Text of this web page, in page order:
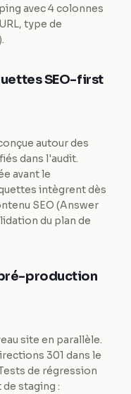
avec 4 colonnes
type de
SEO-first
autour des
dans l'audit.
avant le
intègrent dès
SEO (Answer
du plan de
production
site en parallèle.
301 dans le
de régression
staging :